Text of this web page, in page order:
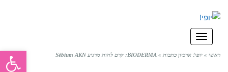
תפריט
ראשי » יופי! ארכיון כתבות » BIODERMA: קרם לחות מרגיע Sébium AKN פתח